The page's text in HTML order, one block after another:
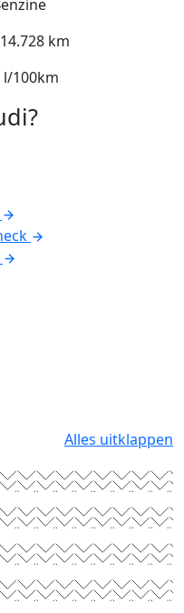
km
l/100km
Alles uitklappen